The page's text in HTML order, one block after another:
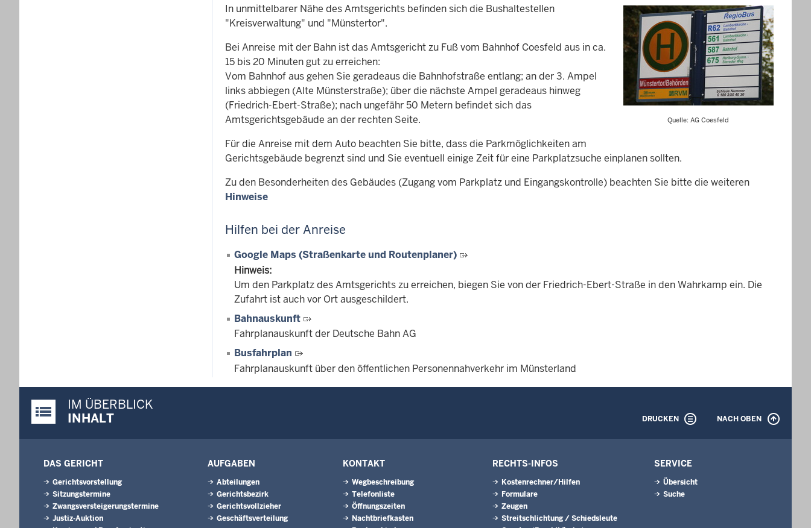
Quelle: AG Coesfeld
In unmittelbarer Nähe des Amtsgerichts befinden sich die Bushaltestellen
"Kreisverwaltung" und "Münstertor".
Bei Anreise mit der Bahn ist das Amtsgericht zu Fuß vom Bahnhof Coesfeld aus in ca.
15 bis 20 Minuten gut zu erreichen:
Vom Bahnhof aus gehen Sie geradeaus die Bahnhofstraße entlang; an der 3. Ampel
links abbiegen (Alte Münsterstraße); über die nächste Ampel geradeaus hinweg
(Friedrich-Ebert-Straße); nach ungefähr 50 Metern befindet sich das
Amtsgerichtsgebäude an der rechten Seite.
Für die Anreise mit dem Auto beachten Sie bitte, dass die Parkmöglichkeiten am
Gerichtsgebäude begrenzt sind und Sie eventuell einige Zeit für eine Parkplatzsuche einplanen sollten.
Zu den Besonderheiten des Gebäudes (Zugang vom Parkplatz und Eingangskontrolle) beachten Sie bitte die weiteren
Hinweise
Hilfen bei der Anreise
Google Maps (Straßenkarte und Routenplaner)
Hinweis:
Um den Parkplatz des Amtsgerichts zu erreichen, biegen Sie von der Friedrich-Ebert-Straße in den Wahrkamp ein. Die
Zufahrt ist auch vor Ort ausgeschildert.
Bahnauskunft
Fahrplanauskunft der Deutsche Bahn AG
Busfahrplan
Fahrplanauskunft über den öffentlichen Personennahverkehr im Münsterland
Justiz-Portal im Überblick:
IM ÜBERBLICK
INHALT
DRUCKEN NACH OBEN
DAS GERICHT
Gerichtsvorstellung
Sitzungstermine
Zwangsversteigerungs­termine
Justiz-Auktion
AUFGABEN
Abteilungen
Gerichtsbezirk
Gerichtsvollzieher
Geschäftsverteilung
KONTAKT
Wegbeschreibung
Telefonliste
Öffnungszeiten
Nachtbriefkasten
RECHTS-INFOS
Kostenrechner/Hilfen
Formulare
Zeugen
Streitschlichtung / Schiedsleute
SERVICE
Übersicht
Suche